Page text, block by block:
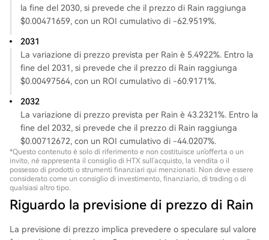
la fine del 2030, si prevede che il prezzo di Rain raggiunga
$0.00471659, con un ROI cumulativo di -62.9519%.
2031
La variazione di prezzo prevista per Rain è 5.4922%. Entro la
fine del 2031, si prevede che il prezzo di Rain raggiunga
$0.00497564, con un ROI cumulativo di -60.9171%.
2032
La variazione di prezzo prevista per Rain è 43.2321%. Entro la
fine del 2032, si prevede che il prezzo di Rain raggiunga
$0.00712672, con un ROI cumulativo di -44.0207%.
*Questo contenuto è solo di riferimento e non costituisce un'offerta o un
invito, né rappresenta il consiglio di HTX sull'acquisto, la vendita o il
possesso di prodotti o strumenti finanziari qui menzionati. Non deve essere
considerato come un consiglio di investimento, finanziario, di trading o di
qualsiasi altro tipo.
Riguardo la previsione di prezzo di Rain
La previsione di prezzo implica prevedere o speculare sul valore